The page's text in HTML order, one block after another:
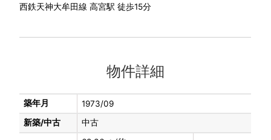
西鉄天神大牟田線 高宮駅 徒歩15分
物件詳細
築年月
1973/09
新築/中古
中古